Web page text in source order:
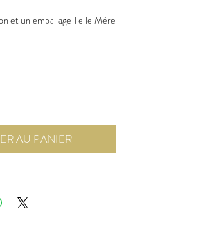
et un emballage Telle Mère
AU PANIER